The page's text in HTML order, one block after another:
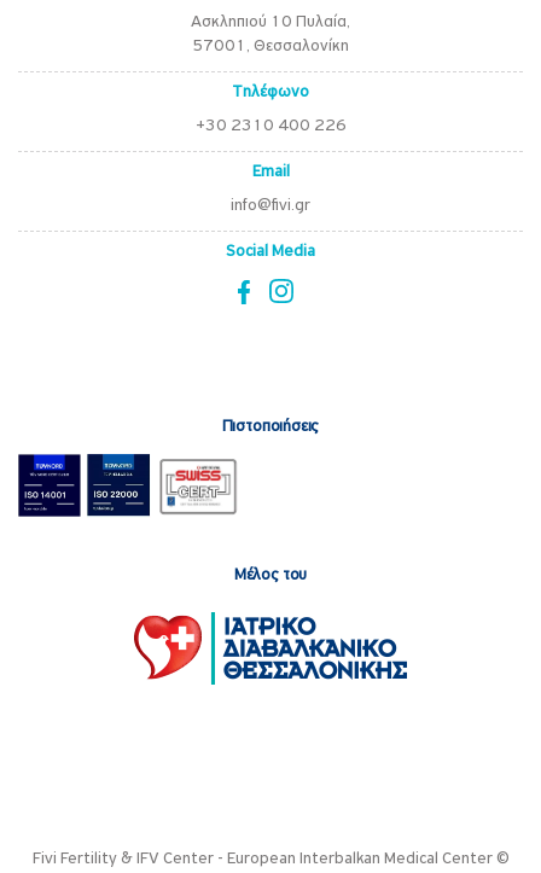
Ασκληπιού 10 Πυλαία,
57001, Θεσσαλονίκη
Τηλέφωνο
+30 2310 400 226
Email
info@fivi.gr
Social Media
Πιστοποιήσεις
Μέλος του
Fivi Fertility & IFV Center - European Interbalkan Medical Center ©